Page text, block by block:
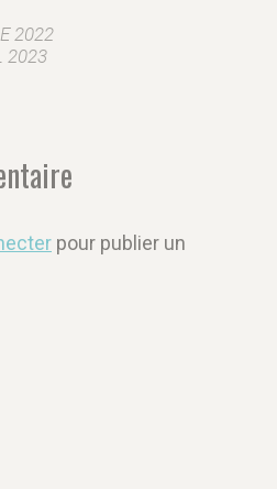
2022
2023
pour publier un